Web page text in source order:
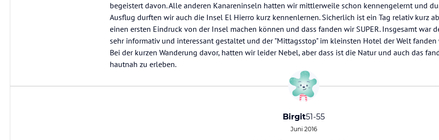
begeistert davon. Alle anderen Kanareninseln hatten wir mittlerweile schon kennengelernt und
Ausflug durften wir auch die Insel El Hierro kurz kennenlernen. Sicherlich ist ein Tag relativ kurz
einen ersten Eindruck von der Insel machen können und dass fanden wir SUPER. Insgesamt war
sehr informativ und interessant gestaltet und der "Mittagsstop" im kleinsten Hotel der Welt fanden
Bei der kurzen Wanderung davor, hatten wir leider Nebel, aber dass ist die Natur und auch das
hautnah zu erleben.
Birgit51-55
Juni 2016